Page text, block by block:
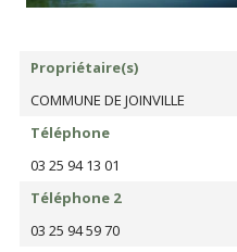
Propriétaire(s)
COMMUNE DE JOINVILLE
Téléphone
03 25 94 13 01
Téléphone 2
03 25 94 59 70